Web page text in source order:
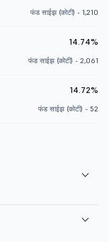
फंड साईझ (कोटी) - 1,210
14.74%
फंड साईझ (कोटी) - 2,061
14.72%
फंड साईझ (कोटी) - 52